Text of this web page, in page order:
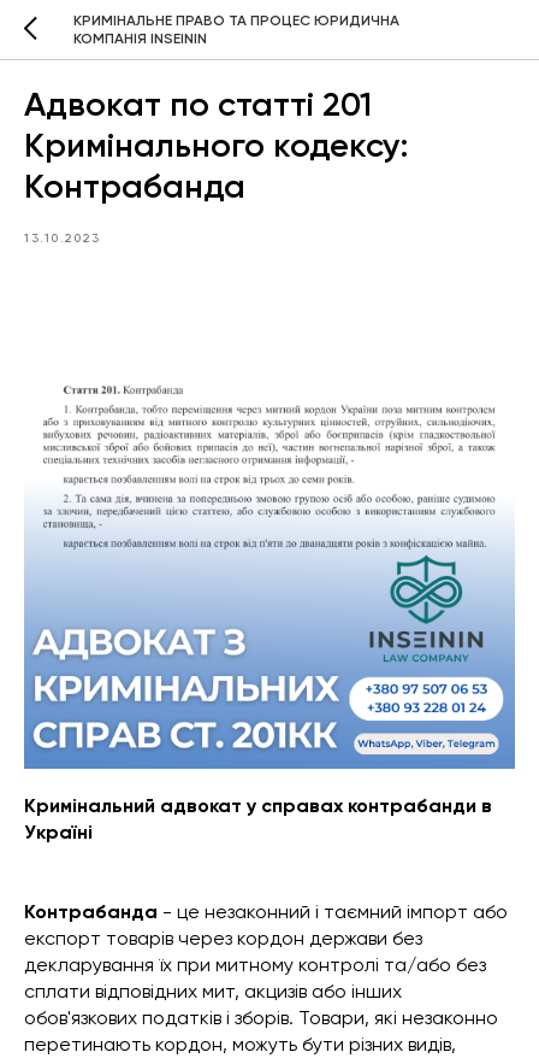
КРИМІНАЛЬНЕ ПРАВО ТА ПРОЦЕС ЮРИДИЧНА
КОМПАНІЯ INSEININ
Адвокат по статті 201
Кримінального кодексу:
Контрабанда
13.10.2023
Кримінальний адвокат у справах контрабанди в
Україні
Контрабанда - це незаконний і таємний імпорт або
експорт товарів через кордон держави без
декларування їх при митному контролі та/або без
сплати відповідних мит, акцизів або інших
обов'язкових податків і зборів. Товари, які незаконно
перетинають кордон, можуть бути різних видів,